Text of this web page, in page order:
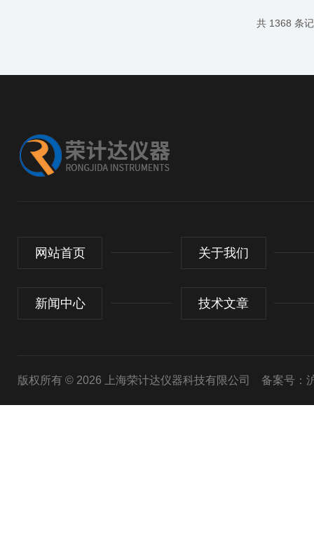
共 1368 条
网站首页 关于我们
新闻中心 技术文章
版权所有 © 2026 上海荣计达仪器科技有限公司 备案号：